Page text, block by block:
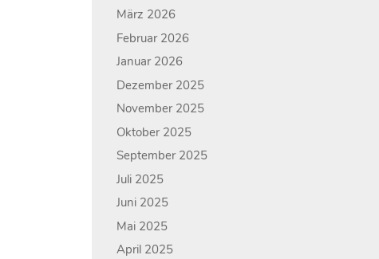
März 2026
Februar 2026
Januar 2026
Dezember 2025
November 2025
Oktober 2025
September 2025
Juli 2025
Juni 2025
Mai 2025
April 2025